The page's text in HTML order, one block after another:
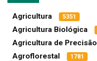
Agricultura 5351
Agricultura Biológica
Agricultura de Precisão
Agroflorestal 1781